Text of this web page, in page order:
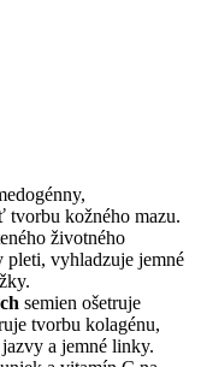
,
tvorbu kožného mazu.
životného
pleti, vyhladzuje jemné
semien ošetruje
tvorbu kolagénu,
jazvy a jemné linky.